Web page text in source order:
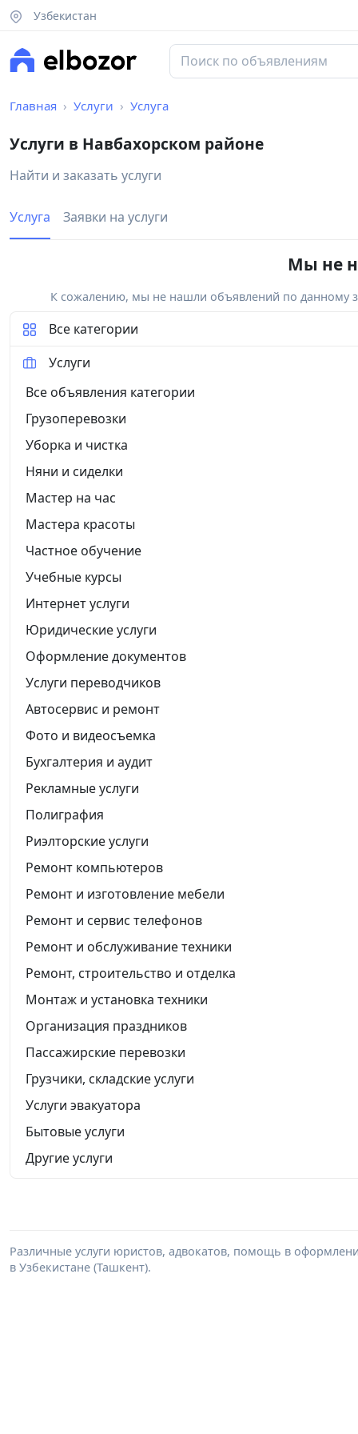
Узбекистан
Главная Услуги Услуга
Услуги в Навбахорском районе
Найти и заказать услуги
Услуга Заявки на услуги
Мы не
К сожалению, мы не нашли объявлений по данному
Все категории
Услуги
Все объявления категории
Грузоперевозки
Уборка и чистка
Няни и сиделки
Мастер на час
Мастера красоты
Частное обучение
Учебные курсы
Интернет услуги
Юридические услуги
Оформление документов
Услуги переводчиков
Автосервис и ремонт
Фото и видеосъемка
Бухгалтерия и аудит
Рекламные услуги
Полиграфия
Риэлторские услуги
Ремонт компьютеров
Ремонт и изготовление мебели
Ремонт и сервис телефонов
Ремонт и обслуживание техники
Ремонт, строительство и отделка
Монтаж и установка техники
Организация праздников
Пассажирские перевозки
Грузчики, складские услуги
Услуги эвакуатора
Бытовые услуги
Другие услуги
Различные услуги юристов, адвокатов, помощь в
в Узбекистане (Ташкент).